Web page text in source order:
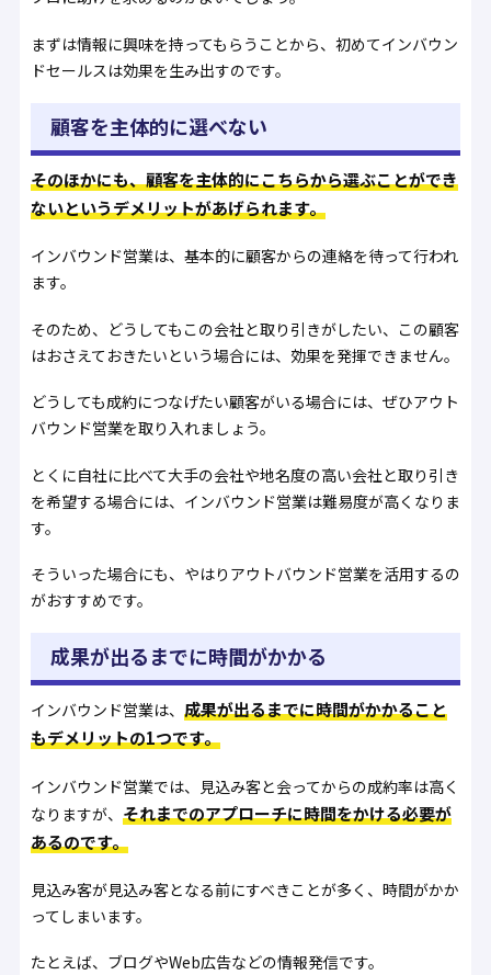
まずは情報に興味を持ってもらうことから、初めてインバウン
ドセールスは効果を生み出すのです。
顧客を主体的に選べない
そのほかにも、顧客を主体的にこちらから選ぶことができ
ないというデメリットがあげられます。
インバウンド営業は、基本的に顧客からの連絡を待って行われ
ます。
そのため、どうしてもこの会社と取り引きがしたい、この顧客
はおさえておきたいという場合には、効果を発揮できません。
どうしても成約につなげたい顧客がいる場合には、ぜひアウト
バウンド営業を取り入れましょう。
とくに自社に比べて大手の会社や地名度の高い会社と取り引き
を希望する場合には、インバウンド営業は難易度が高くなりま
す。
そういった場合にも、やはりアウトバウンド営業を活用するの
がおすすめです。
成果が出るまでに時間がかかる
インバウンド営業は、 成果が出るまでに時間がかかること
もデメリットの1つです。
インバウンド営業では、見込み客と会ってからの成約率は高く
なりますが、 それまでのアプローチに時間をかける必要が
あるのです。
見込み客が見込み客となる前にすべきことが多く、時間がかか
ってしまいます。
たとえば、ブログやWeb広告などの情報発信です。